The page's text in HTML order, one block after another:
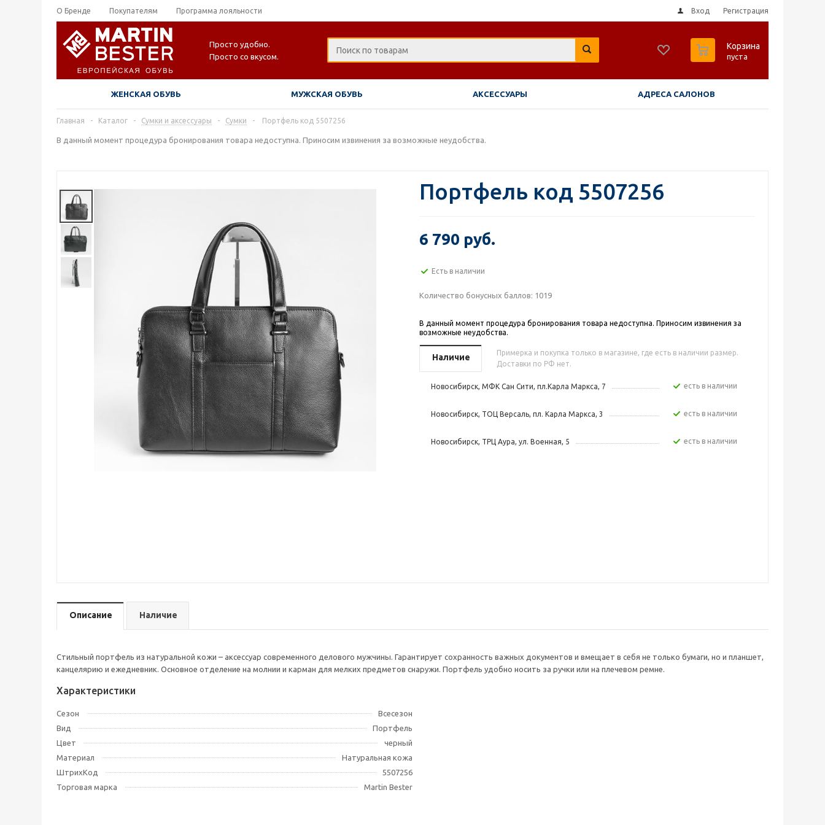
О Бренде Покупателям Программа лояльности Вход Регистрация
Просто удобно.
Просто со вкусом.
Корзина
пуста
ЖЕНСКАЯ ОБУВЬ МУЖСКАЯ ОБУВЬ АКСЕССУАРЫ АДРЕСА САЛОНОВ
Главная - Каталог - Сумки и аксессуары - Сумки - Портфель код 5507256
В данный момент процедура бронирования товара недоступна. Приносим извинения за возможные неудобства.
Портфель код 5507256
6 790 руб.
Есть в наличии
Количество бонусных баллов: 1019
В данный момент процедура бронирования товара недоступна. Приносим извинения за
возможные неудобства.
Наличие
Примерка и покупка только в магазине, где есть в наличии размер.
Доставки по РФ нет.
Новосибирск, МФК Сан Сити, пл.Карла Маркса, 7 Есть в наличии
Новосибирск, ТОЦ Версаль, пл. Карла Маркса, 3 Есть в наличии
Новосибирск, ТРЦ Аура, ул. Военная, 5 Есть в наличии
Описание Наличие
Стильный портфель из натуральной кожи – аксессуар современного делового мужчины. Гарантирует сохранность важных документов и вмещает в себя не только бумаги, но и планшет,
канцелярию и ежедневник. Основное отделение на молнии и карман для мелких предметов снаружи. Портфель удобно носить за ручки или на плечевом ремне.
Характеристики
Сезон
Всесезон
Вид
Портфель
Цвет
черный
Материал
Натуральная кожа
ШтрихКод
5507256
Торговая марка
Martin Bester